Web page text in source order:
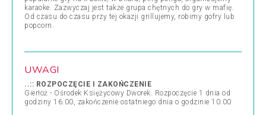
karaoke. Zazwyczaj jest także grupa chętnych do gry w mafię.
Od czasu do czasu przy tej okazji grillujemy, robimy gofry lub
popcorn.
UWAGI
..:: ROZPOCZĘCIE I ZAKOŃCZENIE
Gierłoż - Ośrodek Księżycowy Dworek. Rozpoczęcie 1 dnia od
godziny 16.00, zakończenie ostatniego dnia o godzinie 10.00